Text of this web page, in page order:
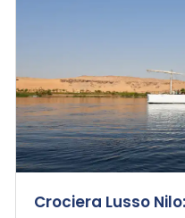
Crociera Lusso